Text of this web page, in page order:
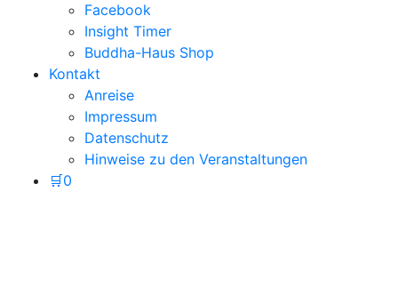
Facebook
Insight Timer
Buddha-Haus Shop
Kontakt
Anreise
Impressum
Datenschutz
Hinweise zu den Veranstaltungen
🛒0